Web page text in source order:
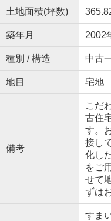
土地面積(坪数)
築年月 2002
種別 / 構造 中古
地目 宅地
備考
こだ
古住
す。
接し
化し
をご
せて
ずは
すま